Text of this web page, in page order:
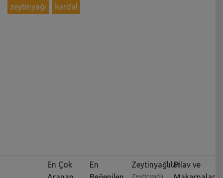
zeytinyağı
hardal
En Çok
En
Zeytinyağlılar
Zeytinyağlı
Pilav ve